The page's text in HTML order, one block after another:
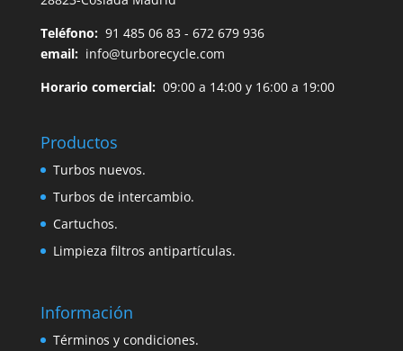
Teléfono: 91 485 06 83 - 672 679 936
email: info@turborecycle.com
Horario comercial:09:00 a 14:00 y 16:00 a 19:00
Productos
Turbos nuevos.
Turbos de intercambio.
Cartuchos.
Limpieza filtros antipartículas.
Información
Términos y condiciones.